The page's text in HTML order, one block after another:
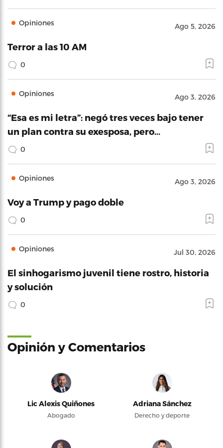
Opiniones Ago 5, 2026
Terror a las 10 AM
0
Opiniones Ago 3, 2026
“Esa es mi letra”: negó tres veces bajo tener
un plan contra su exesposa, pero…
0
Opiniones Ago 3, 2026
Voy a Trump y pago doble
0
Opiniones Jul 30, 2026
El sinhogarismo juvenil tiene rostro, historia
y solución
0
Opinión y Comentarios
Lic Alexis Quiñones
Abogado
Adriana Sánchez
Derecho y deporte